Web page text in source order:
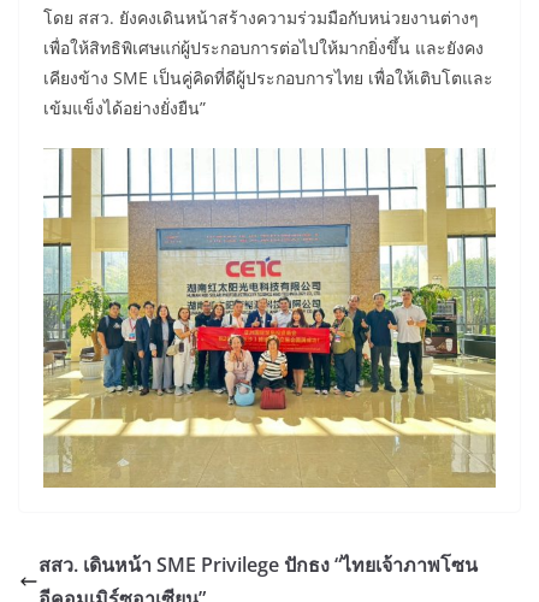
โดย สสว. ยังคงเดินหน้าสร้างความร่วมมือกับหน่วยงานต่างๆ
เพื่อให้สิทธิพิเศษแก่ผู้ประกอบการต่อไปให้มากยิ่งขึ้น และยังคง
เคียงข้าง SME เป็นคู่คิดที่ดีผู้ประกอบการไทย เพื่อให้เติบโตและ
เข้มแข็งได้อย่างยั่งยืน”
สสว. เดินหน้า SME Privilege ปักธง “ไทยเจ้าภาพโซน